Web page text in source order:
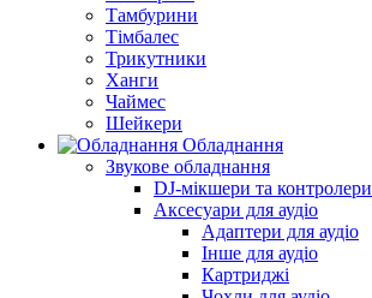
Тамбурини
Тімбалес
Трикутники
Ханги
Чаймес
Шейкери
Обладнання
Звукове обладнання
DJ-мікшери та контролери
Аксесуари для аудіо
Адаптери для аудіо
Інше для аудіо
Картриджі